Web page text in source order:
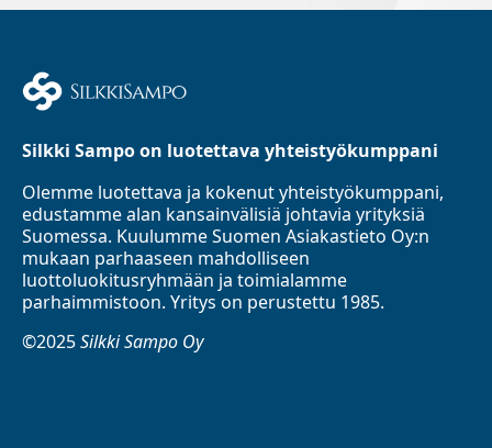
Silkki Sampo on luotettava yhteistyökumppani
Olemme luotettava ja kokenut yhteistyökumppani,
edustamme alan kansainvälisiä johtavia yrityksiä
Suomessa. Kuulumme Suomen Asiakastieto Oy:n
mukaan parhaaseen mahdolliseen
luottoluokitusryhmään ja toimialamme
parhaimmistoon. Yritys on perustettu 1985.
©2025Silkki Sampo Oy